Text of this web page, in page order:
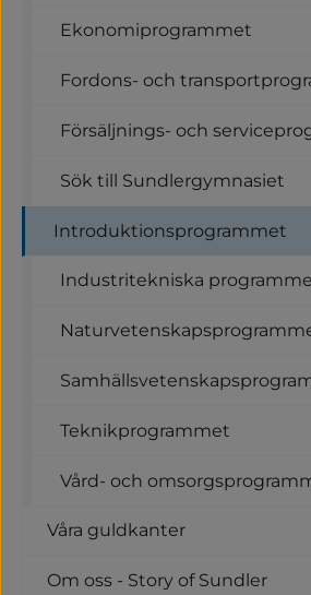
Ekonomiprogrammet
Fordons- och
Försäljnings- och
Sök till Sundlergymnasiet
Introduktionsprogrammet
Industritekniska
Teknikprogrammet
Vård- och
Våra guldkanter
Om oss - Story of Sundler